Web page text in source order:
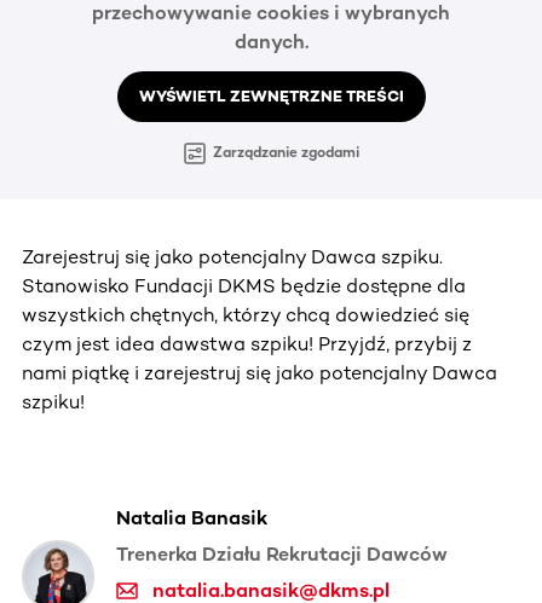
przechowywanie cookies i wybranych
danych.
WYŚWIETL ZEWNĘTRZNE TREŚCI
Zarządzanie zgodami
Zarejestruj się jako potencjalny Dawca szpiku.
Stanowisko Fundacji DKMS będzie dostępne dla
wszystkich chętnych, którzy chcą dowiedzieć się
czym jest idea dawstwa szpiku! Przyjdź, przybij z
nami piątkę i zarejestruj się jako potencjalny Dawca
szpiku!
Natalia Banasik
Trenerka Działu Rekrutacji Dawców
natalia.banasik@dkms.pl